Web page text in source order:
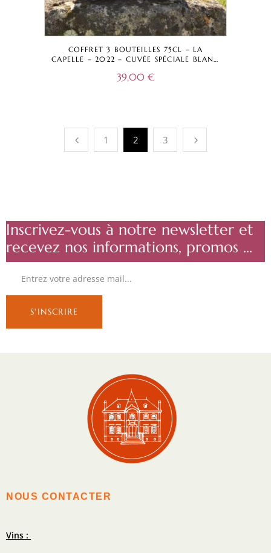
COFFRET 3 BOUTEILLES 75CL – LA
CAPELLE – 2022 – CUVÉE SPÉCIALE BLANC
– VIN DE FRANCE
39,00 €
1 2 3
Inscrivez-vous à notre newsletter et
recevez nos informations, promos ...
NOUS CONTACTER
Vins :